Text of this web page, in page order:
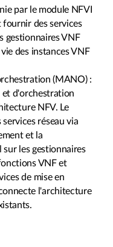
par le module NFVI
fournir des services
gestionnaires VNF
des instances VNF
(MANO) :
et d'orchestration
NFV. Le
réseau via
et la
les gestionnaires
VNF et
de mise en
l'architecture